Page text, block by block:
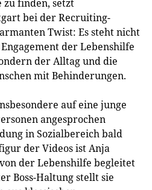
finden, setzt
bei der Recruiting-
Twist: Es steht nicht
der Lebenshilfe
der Alltag und die
mit Behinderungen.
auf eine junge
angesprochen
in Sozialbereich bald
der Videos ist Anja
der Lebenshilfe begleitet
Boss-Haltung stellt sie